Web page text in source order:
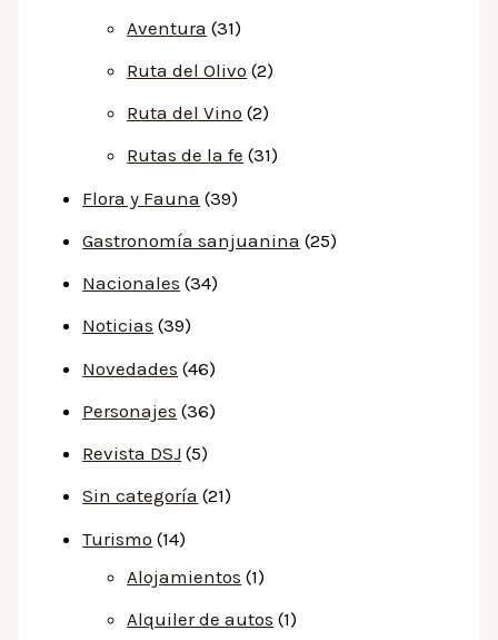
Aventura (31)
Ruta del Olivo (2)
Ruta del Vino (2)
Rutas de la fe (31)
Flora y Fauna (39)
Gastronomía sanjuanina (25)
Nacionales (34)
Noticias (39)
Novedades (46)
Personajes (36)
Revista DSJ (5)
Sin categoría (21)
Turismo (14)
Alojamientos (1)
Alquiler de autos (1)